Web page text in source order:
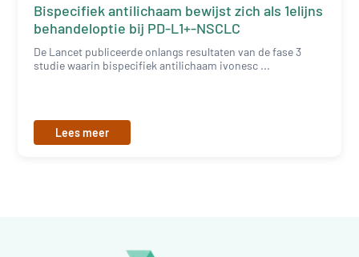
Bispecifiek antilichaam bewijst zich als 1elijns
behandeloptie bij PD-L1+-NSCLC
De Lancet publiceerde onlangs resultaten van de fase 3
studie waarin bispecifiek antilichaam ivonesc ...
Lees meer